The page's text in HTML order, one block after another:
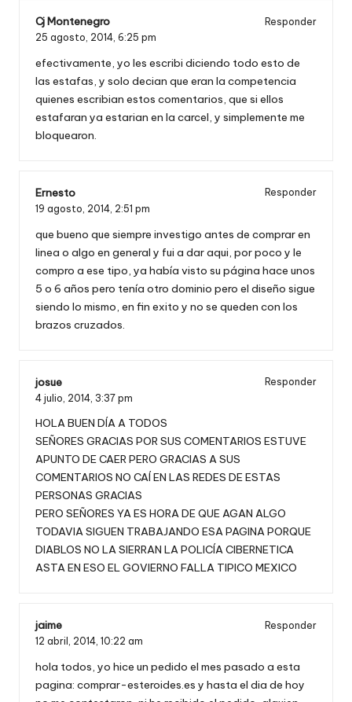
Cj Montenegro
Responder
25 agosto, 2014, 6:25 pm
efectivamente, yo les escribi diciendo todo esto de
las estafas, y solo decian que eran la competencia
quienes escribian estos comentarios, que si ellos
estafaran ya estarian en la carcel, y simplemente me
bloquearon.
Ernesto
Responder
19 agosto, 2014, 2:51 pm
que bueno que siempre investigo antes de comprar en
linea o algo en general y fui a dar aqui, por poco y le
compro a ese tipo, ya había visto su página hace unos
5 o 6 años pero tenía otro dominio pero el diseño sigue
siendo lo mismo, en fin exito y no se queden con los
brazos cruzados.
josue
Responder
4 julio, 2014, 3:37 pm
HOLA BUEN DÍA A TODOS
SEÑORES GRACIAS POR SUS COMENTARIOS ESTUVE
APUNTO DE CAER PERO GRACIAS A SUS
COMENTARIOS NO CAÍ EN LAS REDES DE ESTAS
PERSONAS GRACIAS
PERO SEÑORES YA ES HORA DE QUE AGAN ALGO
TODAVIA SIGUEN TRABAJANDO ESA PAGINA PORQUE
DIABLOS NO LA SIERRAN LA POLICÍA CIBERNETICA
ASTA EN ESO EL GOVIERNO FALLA TIPICO MEXICO
jaime
Responder
12 abril, 2014, 10:22 am
hola todos, yo hice un pedido el mes pasado a esta
pagina: comprar-esteroides.es y hasta el dia de hoy